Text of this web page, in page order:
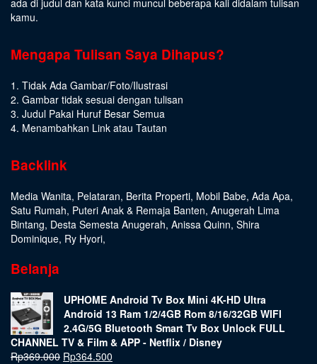
kamu.
Mengapa Tulisan Saya Dihapus?
1. Tidak Ada Gambar/Foto/Ilustrasi
2. Gambar tidak sesuai dengan tulisan
3. Judul Pakai Huruf Besar Semua
4. Menambahkan Link atau Tautan
Backlink
Media Wanita, Pelataran, Berita Properti, Mobil Babe, Ada Apa,
Satu Rumah, Puteri Anak & Remaja Banten, Anugerah Lima
Bintang, Desta Semesta Anugerah, Anissa Quinn, Shira
Dominique, Ry Hyori,
Belanja
UPHOME Android Tv Box Mini 4K-HD Ultra
Android 13 Ram 1/2/4GB Rom 8/16/32GB WIFI
2.4G/5G Bluetooth Smart Tv Box Unlock FULL
CHANNEL TV & Film & APP - Netflix / Disney
Rp369.000 Rp364.500